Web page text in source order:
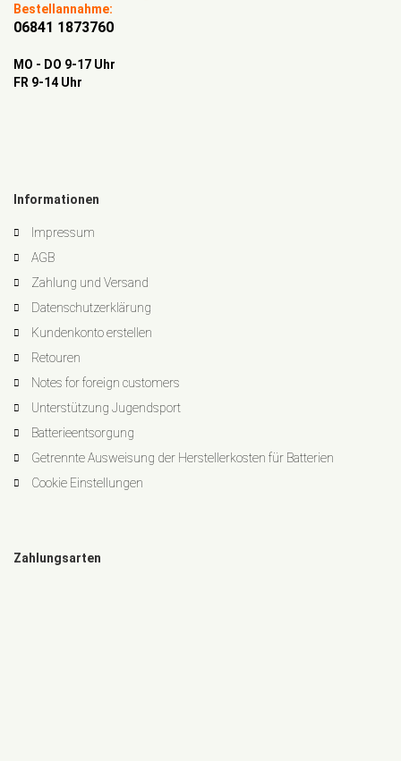
Bestellannahme:
06841 1873760
MO - DO 9-17 Uhr
FR 9-14 Uhr
Informationen
Impressum
AGB
Zahlung und Versand
Datenschutzerklärung
Kundenkonto erstellen
Retouren
Notes for foreign customers
Unterstützung Jugendsport
Batterieentsorgung
Getrennte Ausweisung der Herstellerkosten für Batterien
Cookie Einstellungen
Zahlungsarten